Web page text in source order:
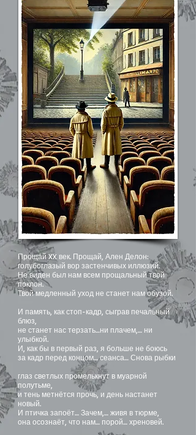
Прощай XX век. Прощай, Ален Делон:
голубоглазый вор застенчивых иллюзий.
Не виден был нам всем прощальный твой
поклон.
Твой медленный уход не станет нам обузой.
И память, как стоп-кадр, сыграв печальный
блюз,
не станет нас терзать…ни плачем,… ни
улыбкой.
И, как бы в первый раз, я больше не боюсь
за кадр перед концом… сеанса… Снова рыбки
глаз светлых промелькнут в муарной
полутьме,
и тень метнётся прочь, и день настанет
новый.
И птичка запоёт… Зачем,… живя в тюрме,
она осознаёт, что нам… порой… хреновей.